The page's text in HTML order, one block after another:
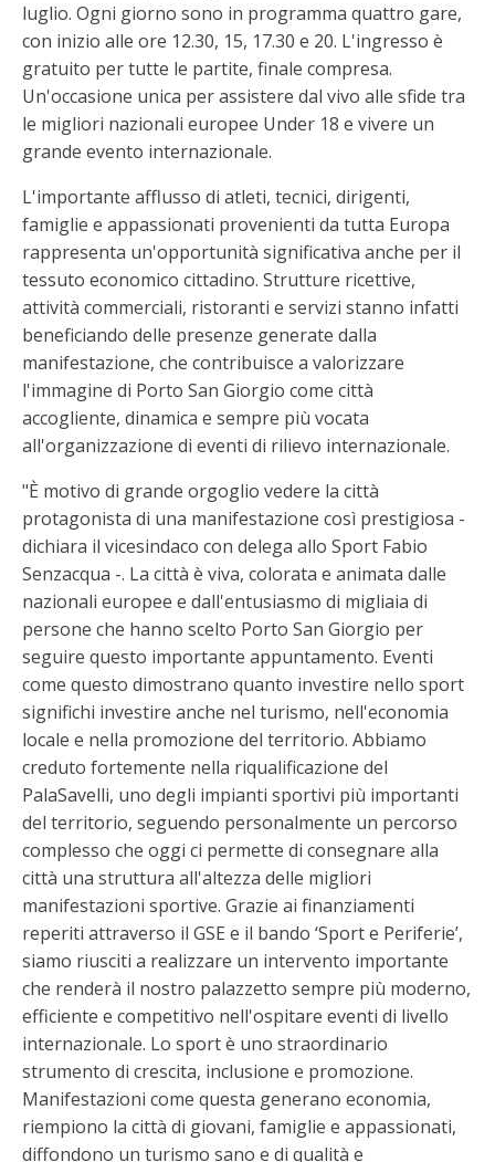
luglio. Ogni giorno sono in programma quattro gare,
con inizio alle ore 12.30, 15, 17.30 e 20. L'ingresso è
gratuito per tutte le partite, finale compresa.
Un'occasione unica per assistere dal vivo alle sfide tra
le migliori nazionali europee Under 18 e vivere un
grande evento internazionale.
L'importante afflusso di atleti, tecnici, dirigenti,
famiglie e appassionati provenienti da tutta Europa
rappresenta un'opportunità significativa anche per il
tessuto economico cittadino. Strutture ricettive,
attività commerciali, ristoranti e servizi stanno infatti
beneficiando delle presenze generate dalla
manifestazione, che contribuisce a valorizzare
l'immagine di Porto San Giorgio come città
accogliente, dinamica e sempre più vocata
all'organizzazione di eventi di rilievo internazionale.
"È motivo di grande orgoglio vedere la città
protagonista di una manifestazione così prestigiosa -
dichiara il vicesindaco con delega allo Sport Fabio
Senzacqua -. La città è viva, colorata e animata dalle
nazionali europee e dall'entusiasmo di migliaia di
persone che hanno scelto Porto San Giorgio per
seguire questo importante appuntamento. Eventi
come questo dimostrano quanto investire nello sport
significhi investire anche nel turismo, nell'economia
locale e nella promozione del territorio. Abbiamo
creduto fortemente nella riqualificazione del
PalaSavelli, uno degli impianti sportivi più importanti
del territorio, seguendo personalmente un percorso
complesso che oggi ci permette di consegnare alla
città una struttura all'altezza delle migliori
manifestazioni sportive. Grazie ai finanziamenti
reperiti attraverso il GSE e il bando ‘Sport e Periferie’,
siamo riusciti a realizzare un intervento importante
che renderà il nostro palazzetto sempre più moderno,
efficiente e competitivo nell'ospitare eventi di livello
internazionale. Lo sport è uno straordinario
strumento di crescita, inclusione e promozione.
Manifestazioni come questa generano economia,
riempiono la città di giovani, famiglie e appassionati,
diffondono un turismo sano e di qualità e